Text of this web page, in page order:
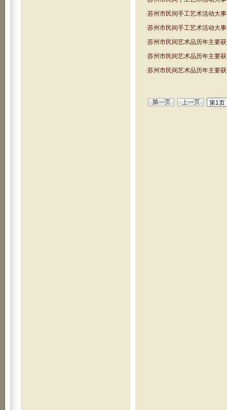
·苏州市民间手工艺术活动大
·苏州市民间手工艺术活动大
·苏州市民间艺术品历年主要
·苏州市民间艺术品历年主要
·苏州市民间艺术品历年主要